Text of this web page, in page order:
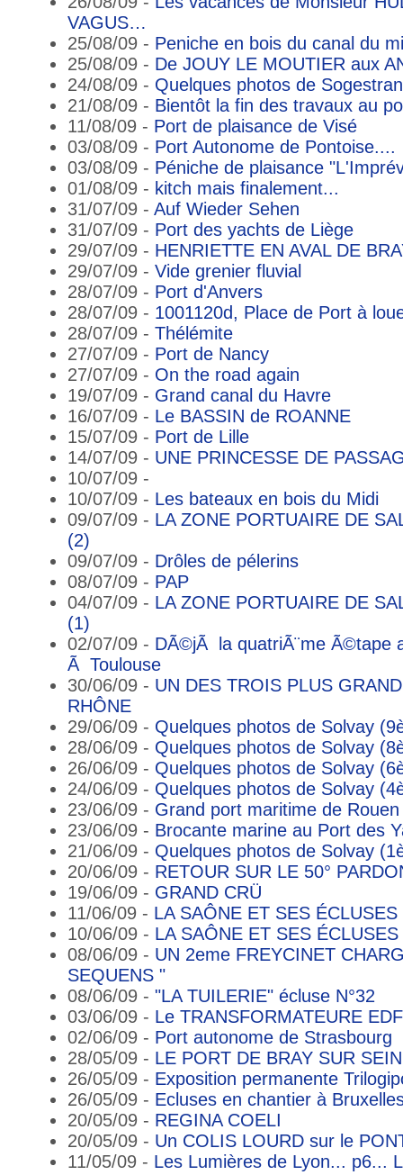
VAGUS…
25/08/09 - Peniche en bois du canal du
25/08/09 - De JOUY LE MOUTIER aux
24/08/09 - Quelques photos de Sogestran
21/08/09 - Bientôt la fin des travaux au
11/08/09 - Port de plaisance de Visé
03/08/09 - Port Autonome de Pontoise....
03/08/09 - Péniche de plaisance
01/08/09 - kitch mais finalement...
31/07/09 - Auf Wieder Sehen
31/07/09 - Port des yachts de Liège
29/07/09 - HENRIETTE EN AVAL DE
29/07/09 - Vide grenier fluvial
28/07/09 - Port d'Anvers
28/07/09 - 1001120d, Place de Port à
28/07/09 - Thélémite
27/07/09 - Port de Nancy
27/07/09 - On the road again
19/07/09 - Grand canal du Havre
16/07/09 - Le BASSIN de ROANNE
15/07/09 - Port de Lille
14/07/09 - UNE PRINCESSE DE
10/07/09 -
10/07/09 - Les bateaux en bois du Midi
09/07/09 - LA ZONE PORTUAIRE DE
(2)
09/07/09 - Drôles de pélerins
08/07/09 - PAP
04/07/09 - LA ZONE PORTUAIRE DE
(1)
02/07/09 - DÃ©jÃ la quatriÃ¨me Ã©tape
Ã Toulouse
30/06/09 - UN DES TROIS PLUS
RHÔNE
29/06/09 - Quelques photos de Solvay
28/06/09 - Quelques photos de Solvay
26/06/09 - Quelques photos de Solvay
24/06/09 - Quelques photos de Solvay
23/06/09 - Grand port maritime de Rouen
23/06/09 - Brocante marine au Port des
21/06/09 - Quelques photos de Solvay
20/06/09 - RETOUR SUR LE 50°
19/06/09 - GRAND CRÜ
11/06/09 - LA SAÔNE ET SES ÉCLUSES
10/06/09 - LA SAÔNE ET SES
08/06/09 - UN 2eme FREYCINET
SEQUENS "
08/06/09 - "LA TUILERIE" écluse N°32
03/06/09 - Le TRANSFORMATEURE
02/06/09 - Port autonome de Strasbourg
28/05/09 - LE PORT DE BRAY SUR
26/05/09 - Exposition permanente
26/05/09 - Ecluses en chantier à
20/05/09 - REGINA COELI
20/05/09 - Un COLIS LOURD sur le
11/05/09 - Les Lumières de Lyon... p6...